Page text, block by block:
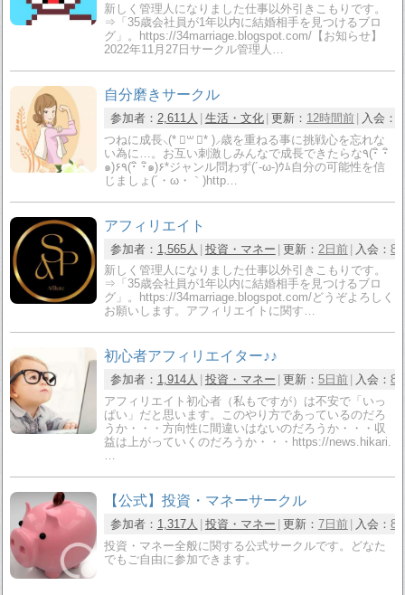
新しく管理人になりました仕事以外引きこもりです。
⇒「35歳会社員が1年以内に結婚相手を見つけるブロ
グ」。https://34marriage.blogspot.com/【お知らせ】
2022年11月27日サークル管理人…
自分磨きサークル
参加者： 2,611人 生活・文化 更新： 12時間前 入会：
つねに成長⸜(* ॑꒳ ॑* )⸝歳を重ねる事に挑戦心を忘れな
い為に…。お互い刺激しみんなで成長できたらな٩(･ิ ･ิ
๑)۶٩(･ิ ･ิ๑)۶*ジャンル問わず(´-ω-)ｳﾑ自分の可能性を信
じましょ(´・ω・｀)http…
アフィリエイト
参加者： 1,565人 投資・マネー 更新： 2日前 入会： 8
新しく管理人になりました仕事以外引きこもりです。
⇒「35歳会社員が1年以内に結婚相手を見つけるブロ
グ」。https://34marriage.blogspot.com/どうぞよろしく
お願いします。アフィリエイトに関す…
初心者アフィリエイター♪♪
参加者： 1,914人 投資・マネー 更新： 5日前 入会： 8
アフィリエイト初心者（私もですが）は不安で「いっ
ぱい」だと思います。このやり方であっているのだろ
うか・・・方向性に間違いはないのだろうか・・・収
益は上がっていくのだろうか・・・https://news.hikari.
…
【公式】投資・マネーサークル
参加者： 1,317人 投資・マネー 更新： 7日前 入会： 8
投資・マネー全般に関する公式サークルです。どなた
でもご自由に参加できます。